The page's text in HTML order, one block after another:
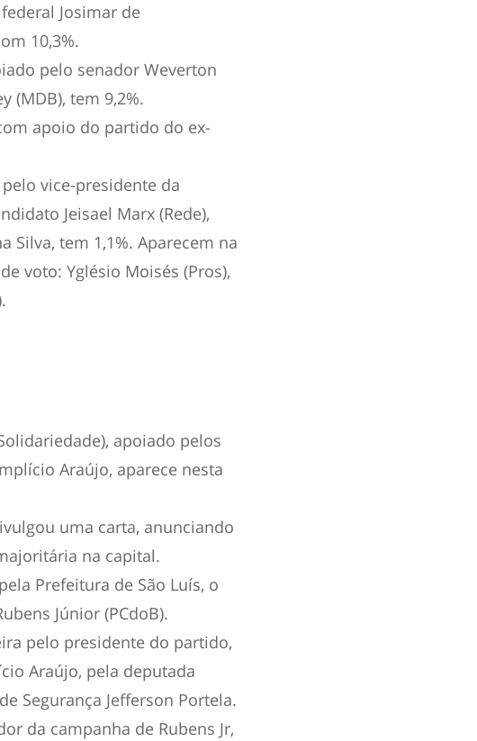
Josimar de
10,3%.
pelo senador Weverton
(MDB), tem 9,2%.
apoio do partido do ex-
vice-presidente da
Jeisael Marx (Rede),
Silva, tem 1,1%. Aparecem na
voto: Yglésio Moisés (Pros),
apoiado pelos
Araújo, aparece nesta
uma carta, anunciando
na capital.
Prefeitura de São Luís, o
Júnior (PCdoB).
pelo presidente do partido,
Araújo, pela deputada
Segurança Jefferson Portela.
da campanha de Rubens Jr,